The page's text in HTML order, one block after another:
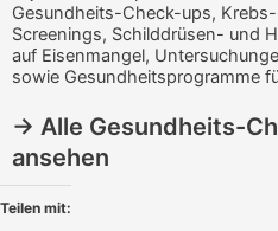
Sexuell
Weitere